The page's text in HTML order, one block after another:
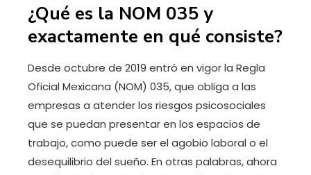
¿Qué es la NOM 035 y
exactamente en qué consiste?
Desde octubre de 2019 entró en vigor la Regla
Oficial Mexicana (NOM) 035, que obliga a las
empresas a atender los riesgos psicosociales
que se puedan presentar en los espacios de
trabajo, como puede ser el agobio laboral o el
desequilibrio del sueño. En otras palabras, ahora